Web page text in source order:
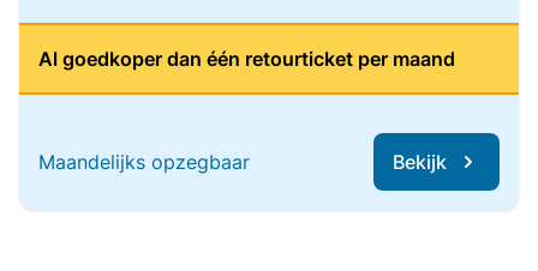
Al goedkoper dan één retourticket per maand
Maandelijks opzegbaar Bekijk